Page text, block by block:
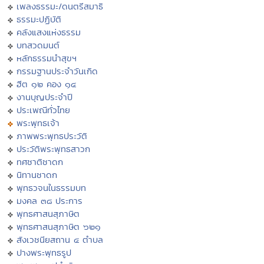
เพลงธรรมะ/ดนตรีสมาธิ
ธรรมะปฏิบัติ
คลังแสงแห่งธรรม
บทสวดมนต์
หลักธรรมนำสุขฯ
กรรมฐานประจำวันเกิด
ฮีต ๑๒ คอง ๑๔
งานบุญประจำปี
ประเพณีทั่วไทย
พระพุทธเจ้า
ภาพพระพุทธประวัติ
ประวัติพระพุทธสาวก
ทศชาติชาดก
นิทานชาดก
พุทธวจนในธรรมบท
มงคล ๓๘ ประการ
พุทธศาสนสุภาษิต
พุทธศาสนสุภาษิต ๖๒๑
สังเวชนียสถาน ๔ ตำบล
ปางพระพุทธรูป